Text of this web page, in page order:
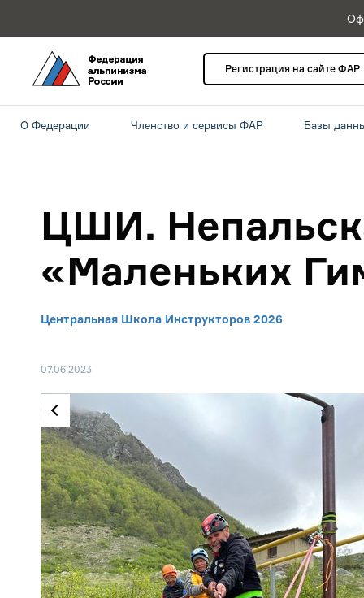
Регистрация на сайте ФАР
О Федерации Членство и сервисы ФАР Базы
ЦШИ.
«Маленьких
Центральная Школа Инструкторов 2026
07.06.2023